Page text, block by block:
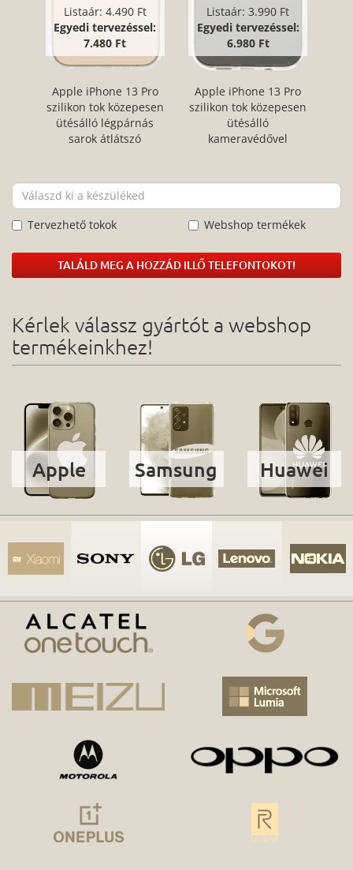
Listaár: 4.490 Ft
Egyedi tervezéssel:
7.480 Ft
Apple iPhone 13 Pro
szilikon tok közepesen
ütésálló légpárnás
sarok átlátszó
Listaár:3.990 Ft
Egyedi tervezéssel:
6.980 Ft
Apple iPhone 13 Pro
szilikon tok közepesen
ütésálló
kameravédővel
Tervezhető tokok Webshop termékek
TALÁLD MEG A HOZZÁD ILLŐ TELEFONTOKOT!
Kérlek válassz gyártót a webshop
termékeinkhez!
Apple Samsung Huawei